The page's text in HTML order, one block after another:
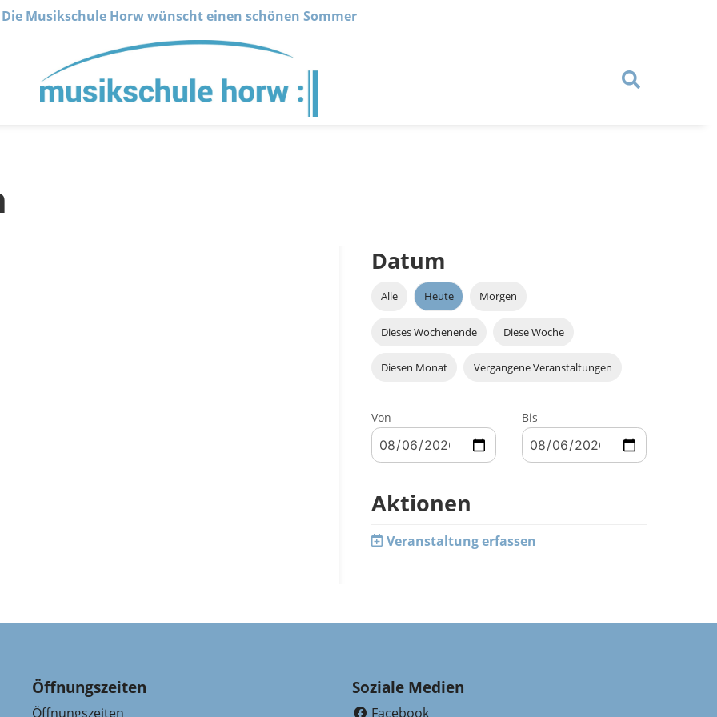
Die Musikschule Horw wünscht einen schönen Sommer
Datum
Alle Heute Morgen
Dieses Wochenende Diese Woche
Diesen Monat Vergangene Veranstaltungen
Von Bis
Aktionen
Veranstaltung erfassen
Öffnungszeiten
Öffnungszeiten
Soziale Medien
Facebook